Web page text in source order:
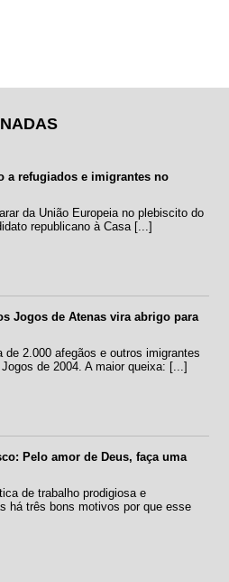
a refugiados e imigrantes no
da União Europeia no plebiscito do
republicano à Casa [...]
Jogos de Atenas vira abrigo para
de 2.000 afegãos e outros imigrantes
de 2004. A maior queixa: [...]
Pelo amor de Deus, faça uma
de trabalho prodigiosa e
há três bons motivos por que esse